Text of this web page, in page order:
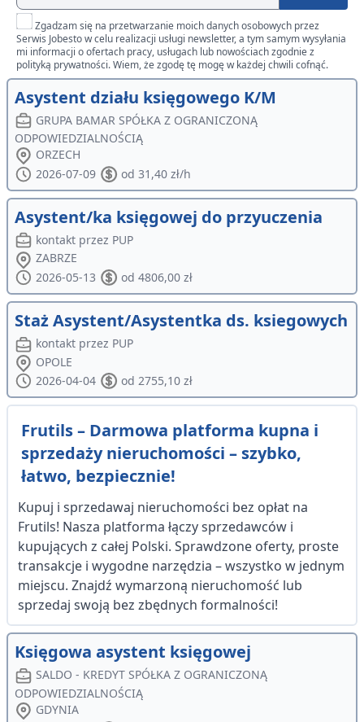
Zgadzam się na przetwarzanie moich danych osobowych przez
Serwis Jobesto w celu realizacji usługi newsletter, a tym samym wysyłania
mi informacji o ofertach pracy, usługach lub nowościach zgodnie z
polityką prywatności. Wiem, że zgodę tę mogę w każdej chwili cofnąć.
Asystent działu księgowego K/M
GRUPA BAMAR SPÓŁKA Z OGRANICZONĄ
ODPOWIEDZIALNOŚCIĄ
ORZECH
2026-07-09
od 31,40 zł/h
Asystent/ka księgowej do przyuczenia
kontakt przez PUP
ZABRZE
2026-05-13
od 4806,00 zł
Staż Asystent/Asystentka ds. ksiegowych
kontakt przez PUP
OPOLE
2026-04-04
od 2755,10 zł
Frutils – Darmowa platforma kupna i
sprzedaży nieruchomości – szybko,
łatwo, bezpiecznie!
Kupuj i sprzedawaj nieruchomości bez opłat na
Frutils! Nasza platforma łączy sprzedawców i
kupujących z całej Polski. Sprawdzone oferty, proste
transakcje i wygodne narzędzia – wszystko w jednym
miejscu. Znajdź wymarzoną nieruchomość lub
sprzedaj swoją bez zbędnych formalności!
Księgowa asystent księgowej
SALDO - KREDYT SPÓŁKA Z OGRANICZONĄ
ODPOWIEDZIALNOŚCIĄ
GDYNIA